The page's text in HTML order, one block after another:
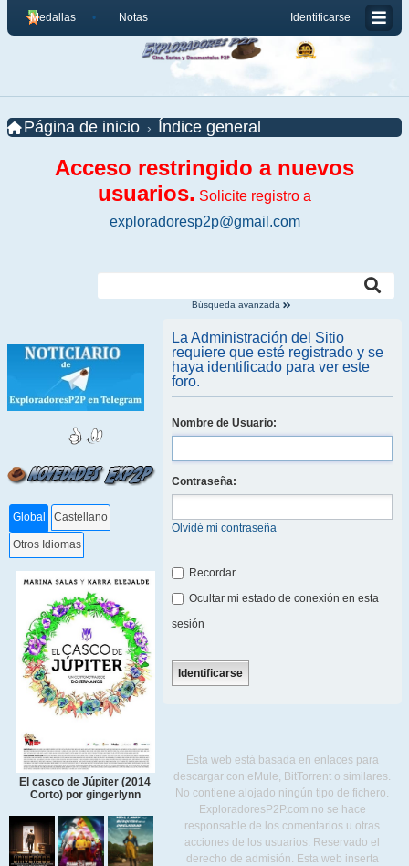
Identificarse
Medallas Notas
Página de inicio Índice general
Acceso restringido a nuevos
usuarios. Solicite registro a
exploradoresp2p@gmail.com
Búsqueda avanzada
Global Castellano
Otros Idiomas
El casco de Júpiter (2014
Corto) por gingerlynn
La Administración del Sitio
requiere que esté registrado y se
haya identificado para ver este
foro.
Nombre de Usuario:
Contraseña:
Olvidé mi contraseña
Recordar
Ocultar mi estado de conexión en esta
sesión
Esta web está basada en enlaces para
descargar con eMule, BitTorrent o similares.
No contiene alojado ningún tipo de fichero.
ExploradoresP2P.com no se hace
responsable de los comentarios u otras
acciones de los usuarios. Reservado el
derecho de admisión. Esta web inserta